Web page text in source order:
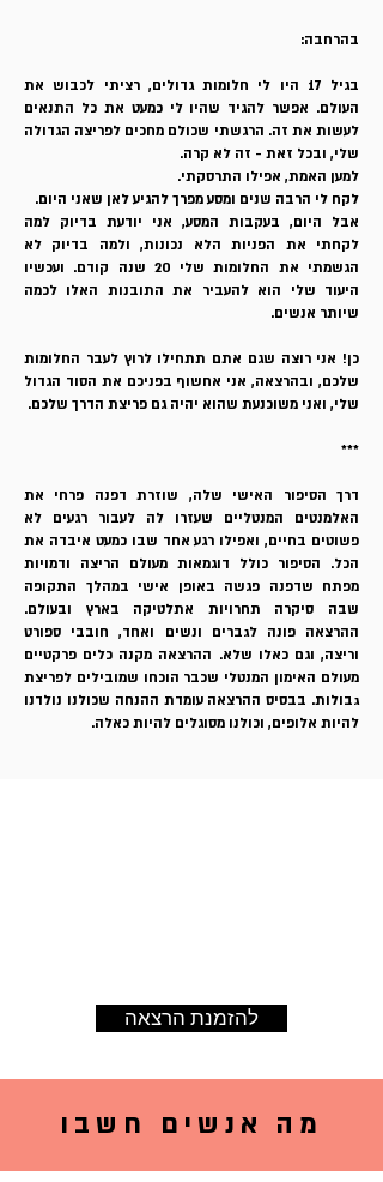
בהרחבה:
בגיל 17 היו לי חלומות גדולים, רציתי לכבוש את
העולם. אפשר להגיד שהיו לי כמעט את כל התנאים
לעשות את זה. הרגשתי שכולם מחכים לפריצה הגדולה
שלי, ובכל זאת - זה לא קרה.
למען האמת, אפילו התרסקתי.
לקח לי הרבה שנים ומסע מפרך להגיע לאן שאני היום.
אבל היום, בעקבות המסע, אני יודעת בדיוק למה
לקחתי את הפניות הלא נכונות, ולמה בדיוק לא
הגשמתי את החלומות שלי 20 שנה קודם. ועכשיו
היעוד שלי הוא להעביר את התובנות האלו לכמה
שיותר אנשים.
כן! אני רוצה שגם אתם תתחילו לרוץ לעבר החלומות
שלכם, ובהרצאה, אני אחשוף בפניכם את הסוד הגדול
שלי, ואני משוכנעת שהוא יהיה גם פריצת הדרך שלכם.
***
דרך הסיפור האישי שלה, שוזרת דפנה פרחי את
האלמנטים המנטליים שעזרו לה לעבור רגעים לא
פשוטים בחיים, ואפילו רגע אחד שבו כמעט איבדה את
הכל. הסיפור כולל דוגמאות מעולם הריצה ודמויות
מפתח שדפנה פגשה באופן אישי במהלך התקופה
שבה סיקרה תחרויות אתלטיקה בארץ ובעולם.
ההרצאה פונה לגברים ונשים ואחד, חובבי ספורט
וריצה, וגם כאלו שלא. ההרצאה מקנה כלים פרקטיים
מעולם האימון המנטלי שכבר הוכחו שמובילים לפריצת
גבולות. בבסיס ההרצאה עומדת ההנחה שכולנו נולדנו
להיות אלופים, וכולנו מסוגלים להיות כאלה.
להזמנת הרצאה
מה אנשים חשבו